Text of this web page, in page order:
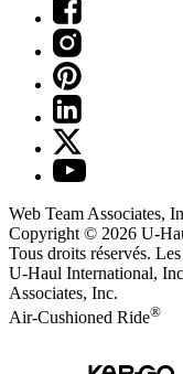
Web Team Associates,
Copyright © 2026 U-
Tous droits réservés.
U-Haul International,
Associates, Inc.
Air-Cushioned Ride®